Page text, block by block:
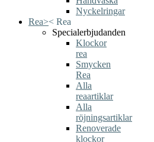
Nyckelringar
Rea>< Rea
Specialerbjudanden
Klockor
rea
Smycken
Rea
Alla
reaartiklar
Alla
röjningsartiklar
Renoverade
klockor